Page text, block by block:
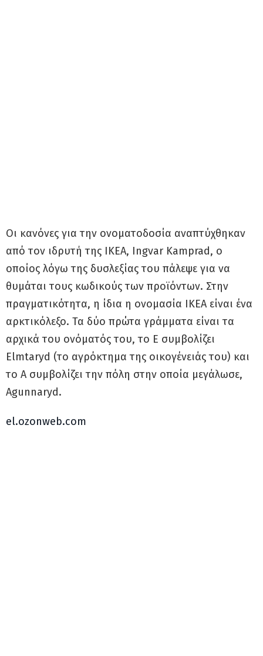
Οι κανόνες για την ονοματοδοσία αναπτύχθηκαν
από τον ιδρυτή της ΙΚΕΑ, Ingvar Kamprad, ο
οποίος λόγω της δυσλεξίας του πάλεψε για να
θυμάται τους κωδικούς των προϊόντων. Στην
πραγματικότητα, η ίδια η ονομασία ΙΚΕΑ είναι ένα
αρκτικόλεξο. Τα δύο πρώτα γράμματα είναι τα
αρχικά του ονόματός του, το Ε συμβολίζει
Elmtaryd (το αγρόκτημα της οικογένειάς του) και
το Α συμβολίζει την πόλη στην οποία μεγάλωσε,
Agunnaryd.
el.ozonweb.com